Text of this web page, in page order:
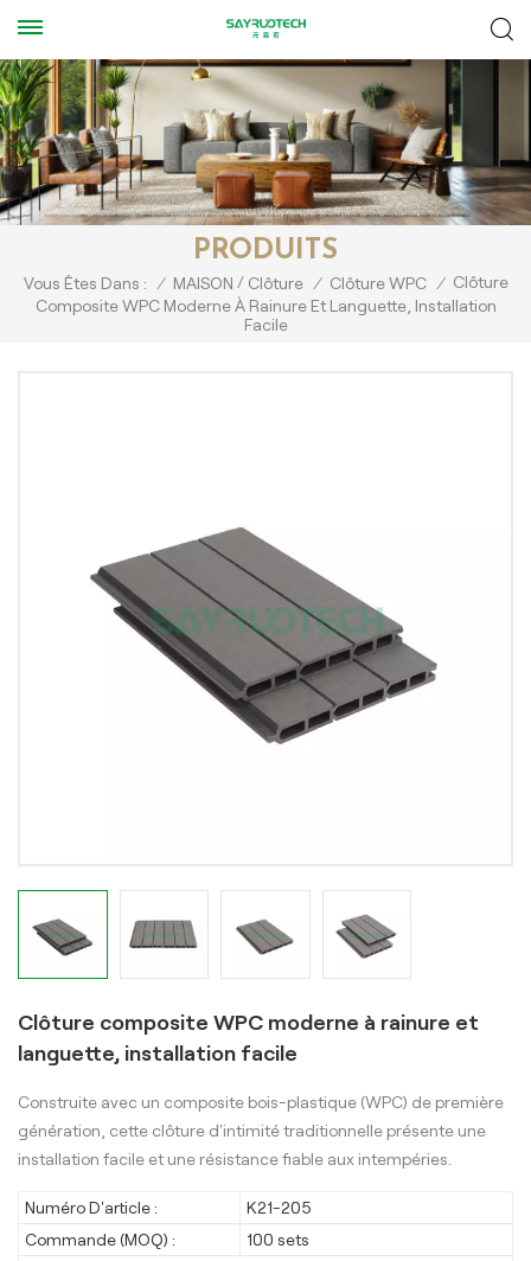
PRODUITS
Vous Êtes Dans : / MAISON / Clôture / Clôture WPC / Clôture
Composite WPC Moderne À Rainure Et Languette, Installation
Facile
Clôture composite WPC moderne à rainure et
languette, installation facile
Construite avec un composite bois-plastique (WPC) de première
génération, cette clôture d'intimité traditionnelle présente une
installation facile et une résistance fiable aux intempéries.
Numéro D'article :
K21-205
Commande (MOQ) :
100 sets